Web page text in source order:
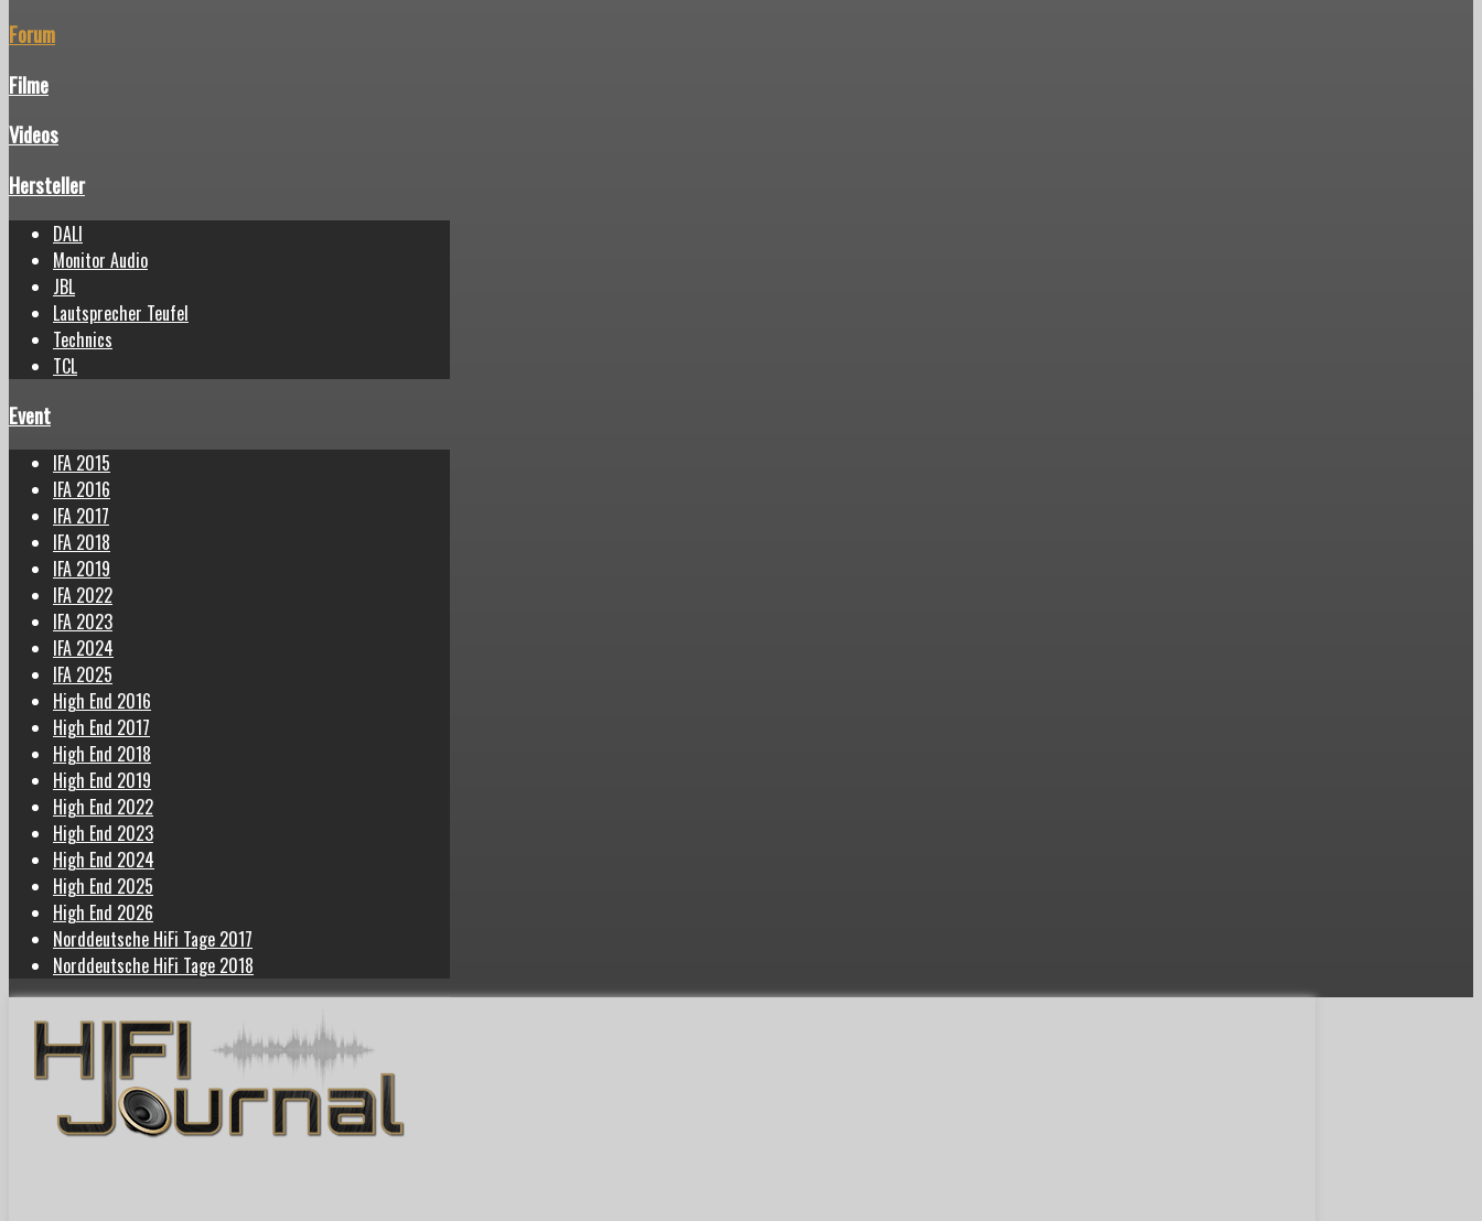
Forum
Filme
Videos
Hersteller
DALI
Monitor Audio
JBL
Lautsprecher Teufel
Technics
TCL
Event
IFA 2015
IFA 2016
IFA 2017
IFA 2018
IFA 2019
IFA 2022
IFA 2023
IFA 2024
IFA 2025
High End 2016
High End 2017
High End 2018
High End 2019
High End 2022
High End 2023
High End 2024
High End 2025
High End 2026
Norddeutsche HiFi Tage 2017
Norddeutsche HiFi Tage 2018